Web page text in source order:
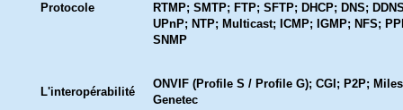
Protocole
RTMP; SMTP; FTP; SFTP; DHCP; DNS;
UPnP; NTP; Multicast; ICMP; IGMP; NFS;
SNMP
L'interopérabilité
ONVIF (Profile S / Profile G); CGI; P2P;
Genetec